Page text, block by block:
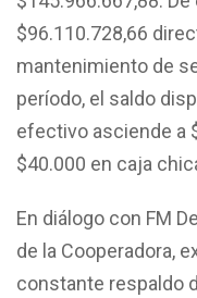
$96.110.728,66
mantenimiento de
período, el saldo
efectivo asciende a
$40.000 en caja
En diálogo con FM
de la Cooperadora,
constante respaldo